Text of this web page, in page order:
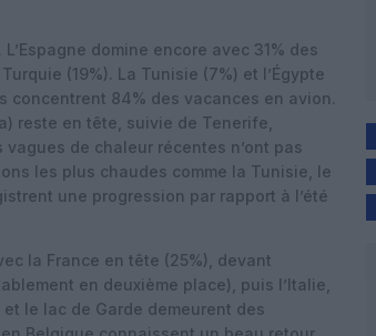
domine encore avec 31% des
(19%). La Tunisie (7%) et l’Égypte
concentrent 84% des vacances en avion.
reste en tête, suivie de Tenerife,
de chaleur récentes n’ont pas
les plus chaudes comme la Tunisie, le
une progression par rapport à l’été
la France en tête (25%), devant
en deuxième place), puis l’Italie,
et le lac de Garde demeurent des